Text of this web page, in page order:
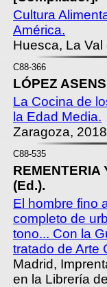
Cultura
América.
Huesca, La
C88-366
LÓPEZ
La Cocina de
la Edad Media.
Zaragoza,
C88-535
REMENTERIA
(Ed.).
El hombre fino
completo de
tono... Con la
tratado de Arte
Madrid,
en la Librería